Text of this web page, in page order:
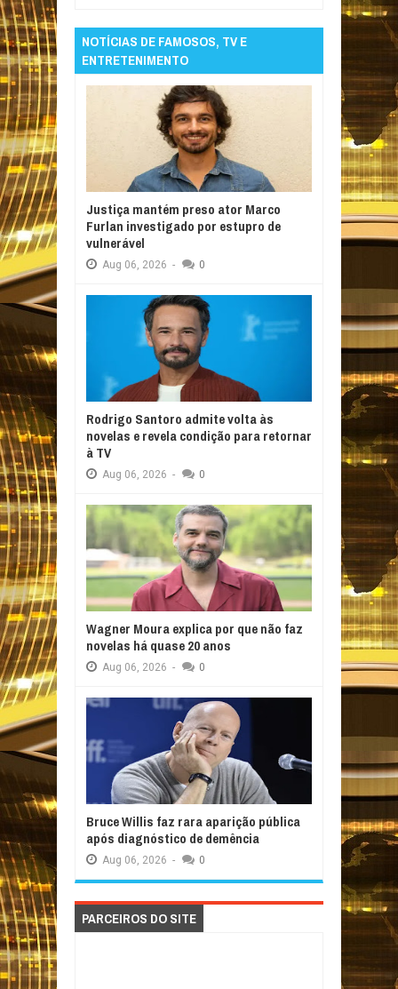
NOTÍCIAS DE FAMOSOS, TV E
ENTRETENIMENTO
Justiça mantém preso ator Marco
Furlan investigado por estupro de
vulnerável
Aug 06, 2026 - 0
Rodrigo Santoro admite volta às
novelas e revela condição para retornar
à TV
Aug 06, 2026 - 0
Wagner Moura explica por que não faz
novelas há quase 20 anos
Aug 06, 2026 - 0
Bruce Willis faz rara aparição pública
após diagnóstico de demência
Aug 06, 2026 - 0
PARCEIROS DO SITE